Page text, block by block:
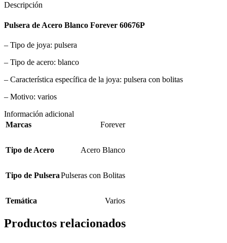
Descripción
Pulsera de Acero Blanco Forever 60676P
– Tipo de joya: pulsera
– Tipo de acero: blanco
– Característica específica de la joya: pulsera con bolitas
– Motivo: varios
Información adicional
Marcas
Forever
Tipo de Acero Acero Blanco
Tipo de PulseraPulseras con Bolitas
Temática Varios
Productos relacionados